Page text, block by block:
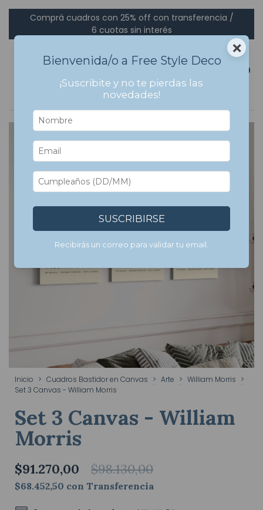
Comprá cuadros con 25% off con transferencia /
6 cuotas sin interés
%OFF
Inicio > Cuadros Bastidor en Canvas > Arte > William Morris >
Set 3 Canvas - William Morris
Set 3 Canvas - William
Morris
$91.270,00 $98.130,00
$68.452,50 con Transferencia
×
Bienvenida/o a Free Style Deco
¡Suscribite y no te pierdas las
novedades!
SUSCRIBIRSE
Recibirás un correo para validar tu email.